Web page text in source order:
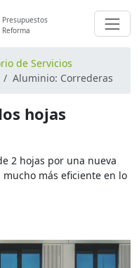
Presupuestos
de Servicios
Aluminio: Correderas
hojas
2 hojas por una nueva
más eficiente en lo